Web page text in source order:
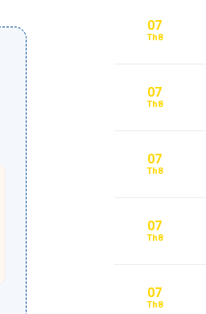
07
Th8
07
Th8
07
Th8
07
Th8
07
Th8